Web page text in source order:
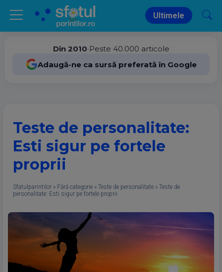
Ultimele
Din 2010•Peste 40.000 articole
Adaugă-ne ca sursă preferată în Google
Teste de personalitate:
Esti sigur pe fortele
proprii
Sfatulparintilor » Fără categorie » Teste de personalitate » Teste de
personalitate: Esti sigur pe fortele proprii